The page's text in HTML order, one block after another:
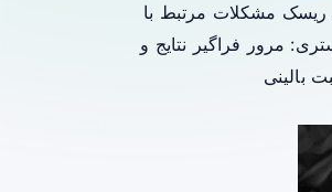
ریسک مشکلات مرتبط با
مرور فراگیر نتایج و
بالینی